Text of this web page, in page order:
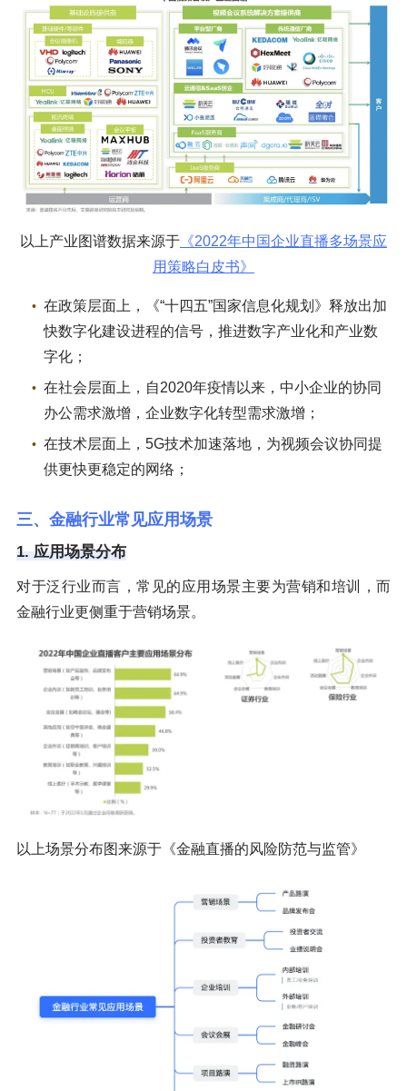
以上产业图谱数据来源于 《2022年中国企业直播多场景应
用策略白皮书》
在政策层面上，《“十四五”国家信息化规划》释放出加
快数字化建设进程的信号，推进数字产业化和产业数
字化；
在社会层面上，自2020年疫情以来，中小企业的协同
办公需求激增，企业数字化转型需求激增；
在技术层面上，5G技术加速落地，为视频会议协同提
供更快更稳定的网络；
三、金融行业常见应用场景
1. 应用场景分布
对于泛行业而言，常见的应用场景主要为营销和培训，而
金融行业更侧重于营销场景。
以上场景分布图来源于《金融直播的风险防范与监管》